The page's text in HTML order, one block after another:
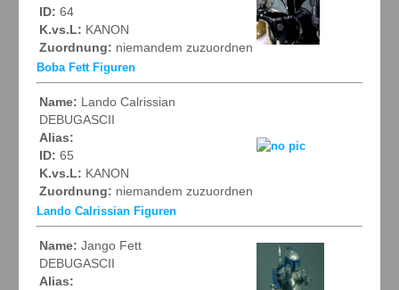
ID: 64
K.vs.L: KANON
Zuordnung: niemandem zuzuordnen
Boba Fett Figuren
Name: Lando Calrissian
DEBUGASCII
Alias:
ID: 65
K.vs.L: KANON
Zuordnung: niemandem zuzuordnen
Lando Calrissian Figuren
Name: Jango Fett
DEBUGASCII
Alias: